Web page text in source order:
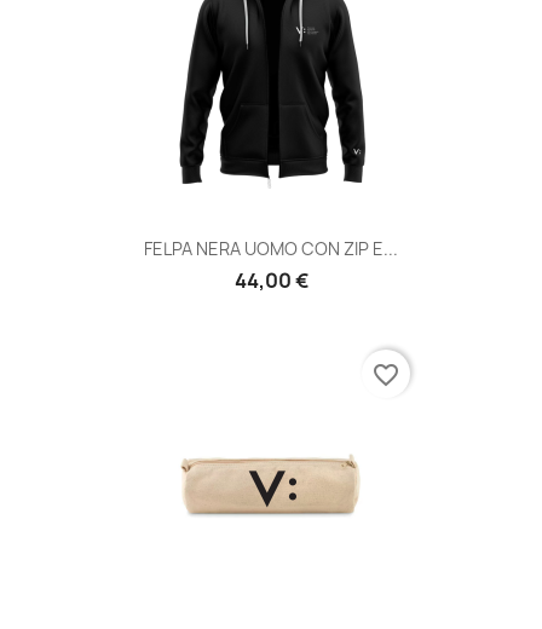
FELPA NERA UOMO CON ZIP E...
44,00 €
favorite_border